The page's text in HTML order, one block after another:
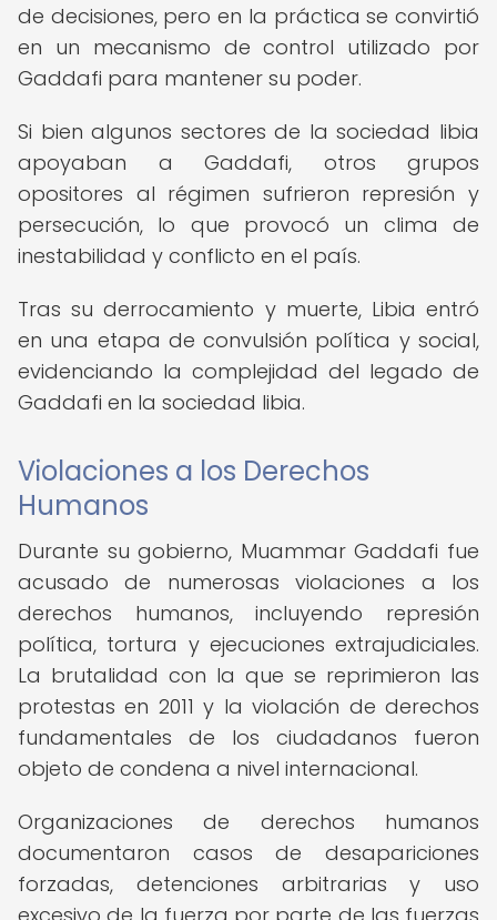
de decisiones, pero en la práctica se convirtió
en un mecanismo de control utilizado por
Gaddafi para mantener su poder.
Si bien algunos sectores de la sociedad libia
apoyaban a Gaddafi, otros grupos
opositores al régimen sufrieron represión y
persecución, lo que provocó un clima de
inestabilidad y conflicto en el país.
Tras su derrocamiento y muerte, Libia entró
en una etapa de convulsión política y social,
evidenciando la complejidad del legado de
Gaddafi en la sociedad libia.
Violaciones a los Derechos
Humanos
Durante su gobierno, Muammar Gaddafi fue
acusado de numerosas violaciones a los
derechos humanos, incluyendo represión
política, tortura y ejecuciones extrajudiciales.
La brutalidad con la que se reprimieron las
protestas en 2011 y la violación de derechos
fundamentales de los ciudadanos fueron
objeto de condena a nivel internacional.
Organizaciones de derechos humanos
documentaron casos de desapariciones
forzadas, detenciones arbitrarias y uso